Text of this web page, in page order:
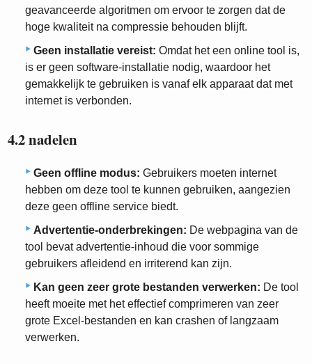
geavanceerde algoritmen om ervoor te zorgen dat de
hoge kwaliteit na compressie behouden blijft.
Geen installatie vereist: Omdat het een online tool is,
is er geen software-installatie nodig, waardoor het
gemakkelijk te gebruiken is vanaf elk apparaat dat met
internet is verbonden.
4.2 nadelen
Geen offline modus: Gebruikers moeten internet
hebben om deze tool te kunnen gebruiken, aangezien
deze geen offline service biedt.
Advertentie-onderbrekingen: De webpagina van de
tool bevat advertentie-inhoud die voor sommige
gebruikers afleidend en irriterend kan zijn.
Kan geen zeer grote bestanden verwerken: De tool
heeft moeite met het effectief comprimeren van zeer
grote Excel-bestanden en kan crashen of langzaam
verwerken.